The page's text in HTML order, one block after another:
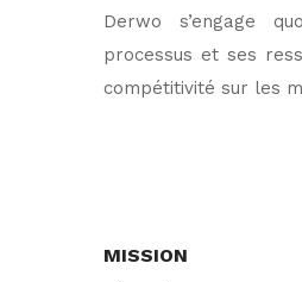
Derwo s’engage
processus et ses
compétitivité sur les
MISSION